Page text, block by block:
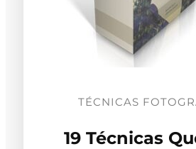
TÉCNICAS
19 Técnicas